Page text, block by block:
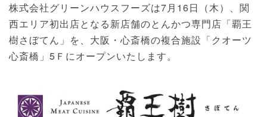
株式会社グリーンハウスフーズは7月16日（木）、関
西エリア初出店となる新店舗のとんかつ専門店「覇王
樹さぼてん」を、大阪・心斎橋の複合施設「クオーツ
心斎橋」5Ｆにオープンいたします。